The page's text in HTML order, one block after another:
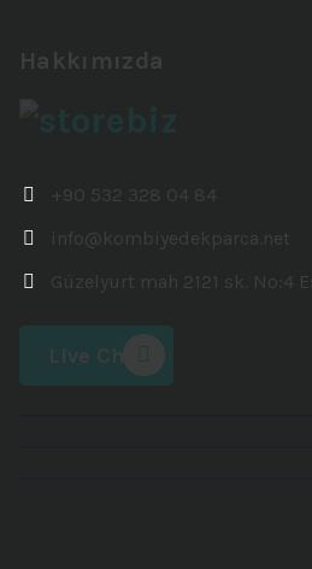
Hakkımızda
+90 532 328 04 84
info@kombiyedekparca.net
Güzelyurt mah 2121 sk. No:4
Live Chat